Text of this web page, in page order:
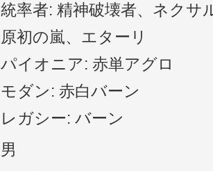
統率者: 精神破壊者、ネクサ
原初の嵐、エターリ
パイオニア: 赤単アグロ
モダン: 赤白バーン
レガシー: バーン
男